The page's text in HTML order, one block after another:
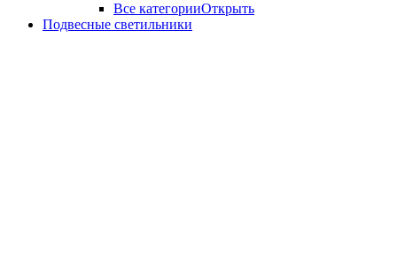
Все категорииОткрыть
Подвесные светильники